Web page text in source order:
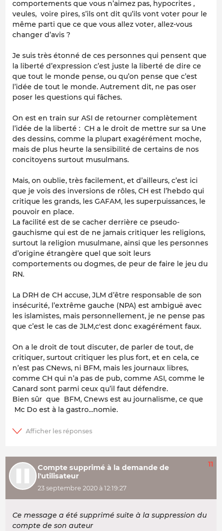
comportements que vous n’aimez pas, hypocrites ,
veules, voire pires, s’ils ont dit qu’ils vont voter pour le
même parti que ce que vous allez voter, allez-vous
changer d’avis ?
Je suis très étonné de ces personnes qui pensent que
la liberté d’expression c’est juste la liberté de dire ce
que tout le monde pense, ou qu’on pense que c’est
l’idée de tout le monde. Autrement dit, ne pas oser
poser les questions qui fâches.
On est en train sur ASI de retourner complètement
l’idée de la liberté : CH a le droit de mettre sur sa Une
des dessins, comme la plupart exagérément moche,
mais de plus heurte la sensibilité de certains de nos
concitoyens surtout musulmans.
Mais, on oublie, très facilement, et d’ailleurs, c’est ici
que je vois des inversions de rôles, CH est l’hebdo qui
critique les grands, les GAFAM, les superpuissances, le
pouvoir en place.
La facilité est de se cacher derrière ce pseudo-
gauchisme qui est de ne jamais critiquer les religions,
surtout la religion musulmane, ainsi que les personnes
d’origine étrangère quel que soit leurs
comportements ou dogmes, de peur de faire le jeu du
RN.
La DRH de CH accuse, JLM d’être responsable de son
insécurité, l’extrême gauche (NPA) est ambiguë avec
les islamistes, mais personnellement, je ne pense pas
que c’est le cas de JLM,c'est donc exagérément faux.
On a le droit de tout discuter, de parler de tout, de
critiquer, surtout critiquer les plus fort, et en cela, ce
n’est pas CNews, ni BFM, mais les journaux libres,
comme CH qui n’a pas de pub, comme ASI, comme le
Canard sont parmi ceux qu’il faut défendre.
Bien sûr que BFM, Cnews est au journalisme, ce que
Mc Do est à la gastro...nomie.
Compte supprimé à la demande de
l'utilisateur
23 septembre 2020 à 12:19:27
11
Ce message a été supprimé suite à la suppression du
compte de son auteur